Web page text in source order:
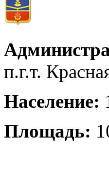
п.г.т.
Население:
Площадь: